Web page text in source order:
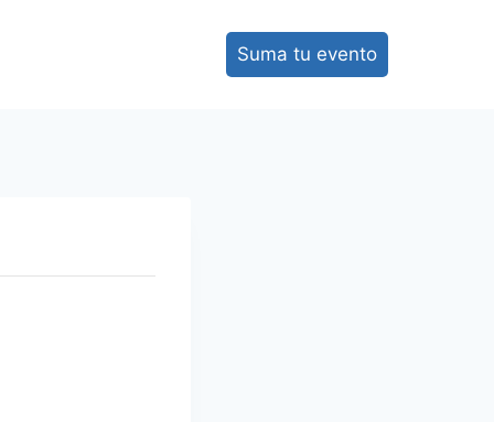
Suma tu evento